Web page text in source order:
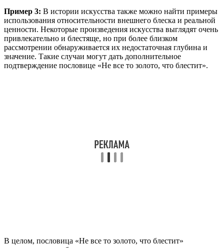
Пример 3: В истории искусства также можно найти примеры
использования относительности внешнего блеска и реальной
ценности. Некоторые произведения искусства выглядят очень
привлекательно и блестяще, но при более близком
рассмотрении обнаруживается их недостаточная глубина и
значение. Такие случаи могут дать дополнительное
подтверждение пословице «Не все то золото, что блестит».
В целом, пословица «Не все то золото, что блестит»